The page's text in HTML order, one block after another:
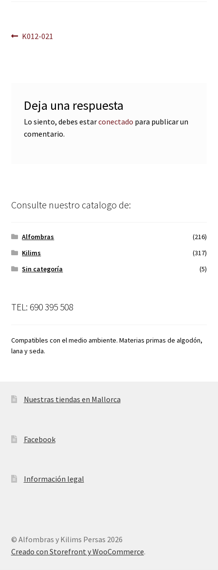
Navegación
Anterior:
K012-021
Deja una respuesta
Lo siento, debes estarconectado para publicar un
comentario.
Consulte nuestro catalogo de:
Alfombras
(216)
Kilims
(317)
Sin categoría
(5)
TEL: 690 395 508
Compatibles con el medio ambiente. Materias primas de algodón,
lana y seda.
Nuestras tiendas en Mallorca
Facebook
Información legal
© Alfombras y Kilims Persas 2026
Creado con Storefront y WooCommerce.